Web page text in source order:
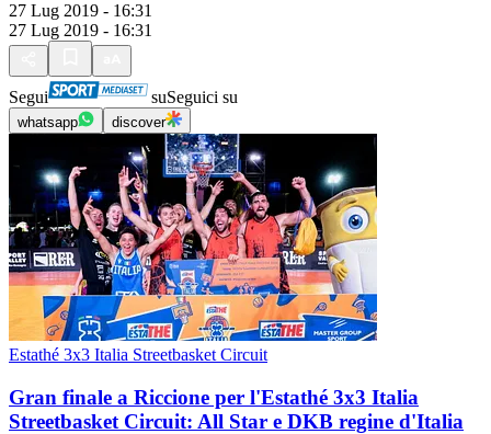
27 Lug 2019 - 16:31
27 Lug 2019 - 16:31
Segui suSeguici su
whatsapp discover
Estathé 3x3 Italia Streetbasket Circuit
Gran finale a Riccione per l'Estathé 3x3 Italia
Streetbasket Circuit: All Star e DKB regine d'Italia